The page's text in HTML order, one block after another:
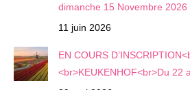
dimanche 15 Novembre 2026
11 juin 2026
EN COURS
<br>KEUKENHOF<br>Du 22